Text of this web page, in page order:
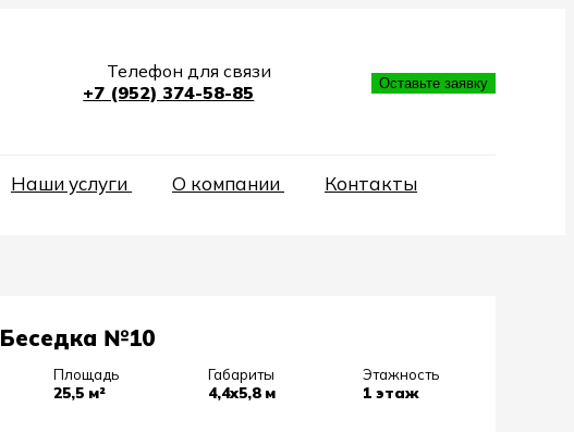
Телефон для связи
+7 (952) 374-58-85
Оставьте заявку
Наши услуги О компании Контакты
Беседка №10
Площадь
25,5 м²
Габариты
4,4х5,8 м
Этажность
1 этаж